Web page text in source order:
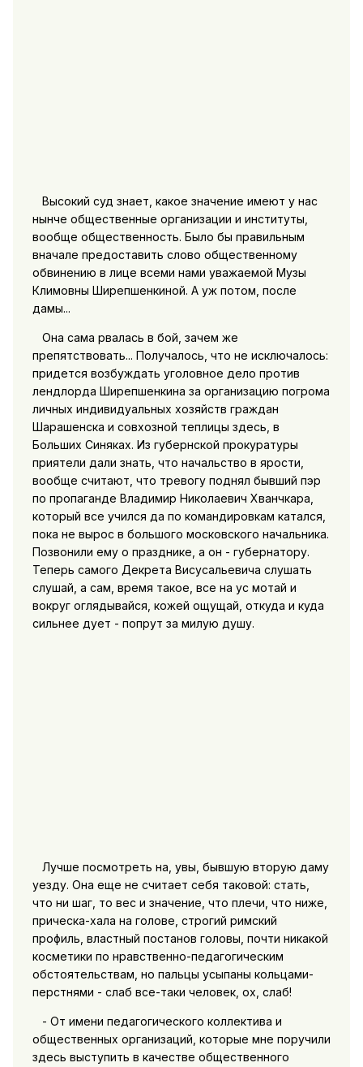
Высокий суд знает, какое значение имеют у нас
нынче общественные организации и институты,
вообще общественность. Было бы правильным
вначале предоставить слово общественному
обвинению в лице всеми нами уважаемой Музы
Климовны Ширепшенкиной. А уж потом, после
дамы...
Она сама рвалась в бой, зачем же
препятствовать... Получалось, что не исключалось:
придется возбуждать уголовное дело против
лендлорда Ширепшенкина за организацию погрома
личных индивидуальных хозяйств граждан
Шарашенска и совхозной теплицы здесь, в
Больших Синяках. Из губернской прокуратуры
приятели дали знать, что начальство в ярости,
вообще считают, что тревогу поднял бывший пэр
по пропаганде Владимир Николаевич Хванчкара,
который все учился да по командировкам катался,
пока не вырос в большого московского начальника.
Позвонили ему о празднике, а он - губернатору.
Теперь самого Декрета Висусальевича слушать
слушай, а сам, время такое, все на ус мотай и
вокруг оглядывайся, кожей ощущай, откуда и куда
сильнее дует - попрут за милую душу.
Лучше посмотреть на, увы, бывшую вторую даму
уезду. Она еще не считает себя таковой: стать,
что ни шаг, то вес и значение, что плечи, что ниже,
прическа-хала на голове, строгий римский
профиль, властный постанов головы, почти никакой
косметики по нравственно-педагогическим
обстоятельствам, но пальцы усыпаны кольцами-
перстнями - слаб все-таки человек, ох, слаб!
- От имени педагогического коллектива и
общественных организаций, которые мне поручили
здесь выступить в качестве общественного